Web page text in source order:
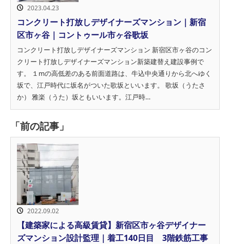
2023.04.23
コンクリート打放しデザイナーズマンション｜新宿
区市ヶ谷｜コントゥール市ヶ谷歌坂
コンクリート打放しデザイナーズマンション 新宿区市ヶ谷のコン
クリート打放しデザイナーズマンション新築建替え建設事例で
す。 １mの高低差のある前面道路は、牛込中央通りから北へゆく
坂で、江戸時代に坂名がついた歌坂といいます。 歌坂（うたさ
か） 雅楽（うた）坂ともいいます。江戸時…
「前の記事」
2022.09.02
【建築家による高級賃貸】新宿区市ヶ谷デザイナー
ズマンション設計監理｜着工140日目 3階鉄筋工事